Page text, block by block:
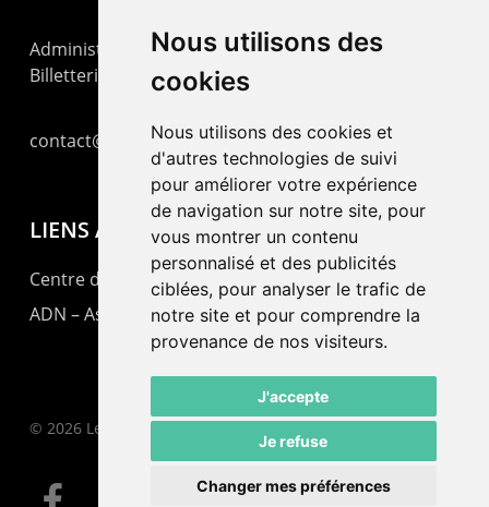
Nous utilisons des
cookies
Nous utilisons des cookies et
d'autres technologies de suivi
pour améliorer votre expérience
de navigation sur notre site, pour
vous montrer un contenu
personnalisé et des publicités
ciblées, pour analyser le trafic de
notre site et pour comprendre la
provenance de nos visiteurs.
J'accepte
Je refuse
Changer mes préférences
Administration : +41 32 725 03 03
Billetterie : +41 32 725 05 05
contact@lepommier.ch
LIENS AMIS
Centre de culture ABC
ADN – Association Danse Neuchâtel
© 2026 Le Pommier.
facebook email